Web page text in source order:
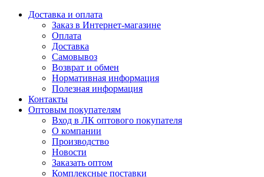
Доставка и оплата
Заказ в Интернет-магазине
Оплата
Доставка
Самовывоз
Возврат и обмен
Нормативная информация
Полезная информация
Контакты
Оптовым покупателям
Вход в ЛК оптового покупателя
О компании
Производство
Новости
Заказать оптом
Комплексные поставки